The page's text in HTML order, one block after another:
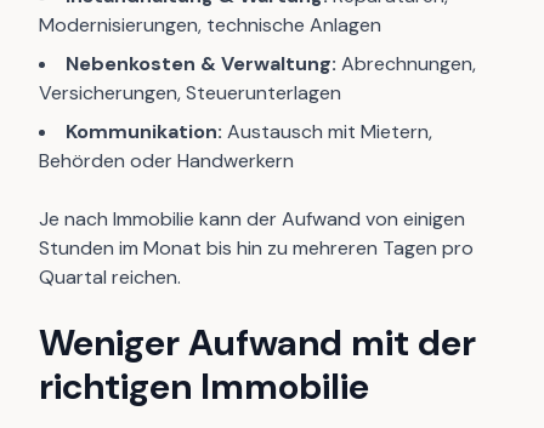
Modernisierungen, technische Anlagen
Nebenkosten & Verwaltung: Abrechnungen,
Versicherungen, Steuerunterlagen
Kommunikation: Austausch mit Mietern,
Behörden oder Handwerkern
Je nach Immobilie kann der Aufwand von einigen
Stunden im Monat bis hin zu mehreren Tagen pro
Quartal reichen.
Weniger Aufwand mit der
richtigen Immobilie